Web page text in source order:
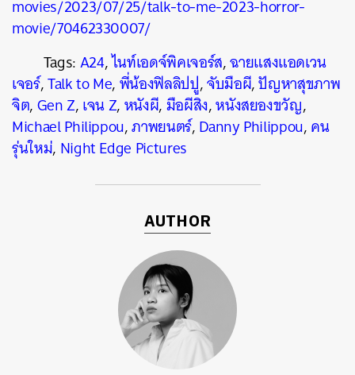
movies/2023/07/25/talk-to-me-2023-horror-
movie/70462330007/
Tags:A24,ไนท์เอดจ์พิคเจอร์ส,ฉายแสงแอดเวน
เจอร์,Talk to Me,พี่น้องฟิลลิปปู,จับมือผี,ปัญหาสุขภาพ
จิต,Gen Z,เจน Z,หนังผี,มือผีสิง,หนังสยองขวัญ,
Michael Philippou,ภาพยนตร์,Danny Philippou,คน
รุ่นใหม่, Night Edge Pictures
AUTHOR